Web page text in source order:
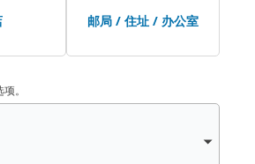
邮局 / 住址 / 办公室
。